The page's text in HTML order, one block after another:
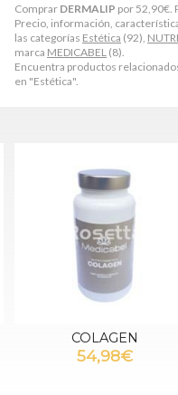
Comprar DERMALIP por 52,90€
Precio, información,
las categorías Estética (92),
marca MEDICABEL (8).
Encuentra productos
en "Estética".
DETOX 500ML
38,88€